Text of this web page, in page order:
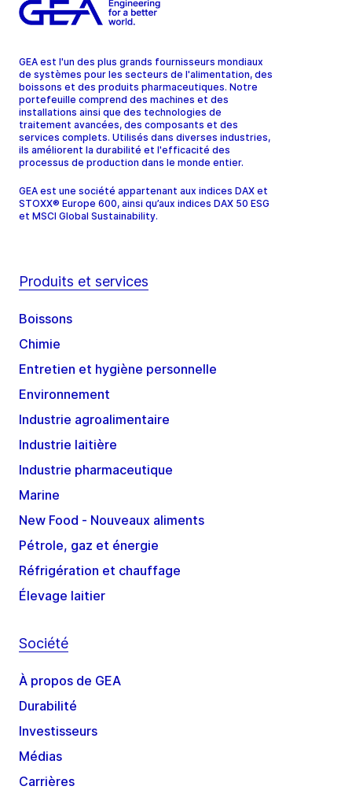
GEA est l'un des plus grands fournisseurs mondiaux
de systèmes pour les secteurs de l'alimentation, des
boissons et des produits pharmaceutiques. Notre
portefeuille comprend des machines et des
installations ainsi que des technologies de
traitement avancées, des composants et des
services complets. Utilisés dans diverses industries,
ils améliorent la durabilité et l'efficacité des
processus de production dans le monde entier.
GEA est une société appartenant aux indices DAX et
STOXX® Europe 600, ainsi qu’aux indices DAX 50 ESG
et MSCI Global Sustainability.
Produits et services
Boissons
Chimie
Entretien et hygiène personnelle
Environnement
Industrie agroalimentaire
Industrie laitière
Industrie pharmaceutique
Marine
New Food - Nouveaux aliments
Pétrole, gaz et énergie
Réfrigération et chauffage
Élevage laitier
Société
À propos de GEA
Durabilité
Investisseurs
Médias
Carrières